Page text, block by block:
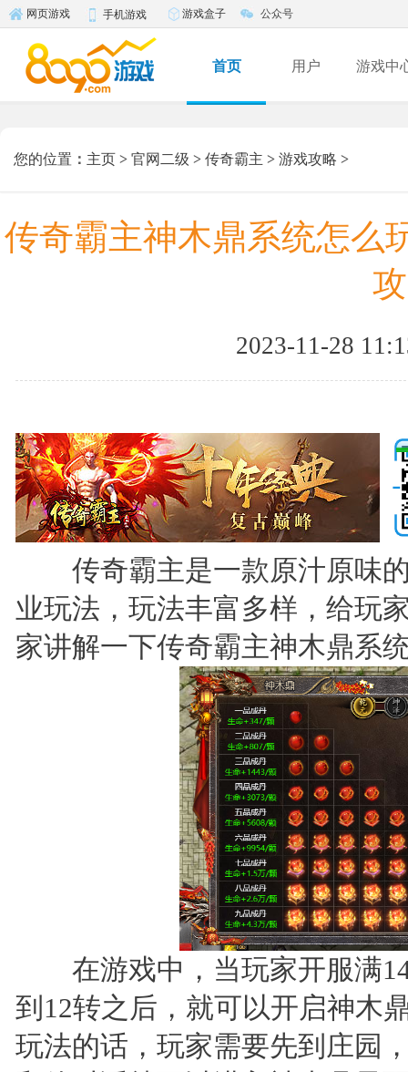
网页游戏 手机游戏 游戏盒子 公众号
首页 用户 游戏中
您的位置 ： 主页 > 官网二级 > 传奇霸主 > 游戏攻略 >
传奇霸主神木鼎系统怎么
2023-11-28
传奇霸主是一款原汁原味的
业玩法，玩法丰富多样，给玩
家讲解一下传奇霸主神木鼎系
在游戏中，当玩家开服满
到12转之后，就可以开启神木
玩法的话，玩家需要先到庄园